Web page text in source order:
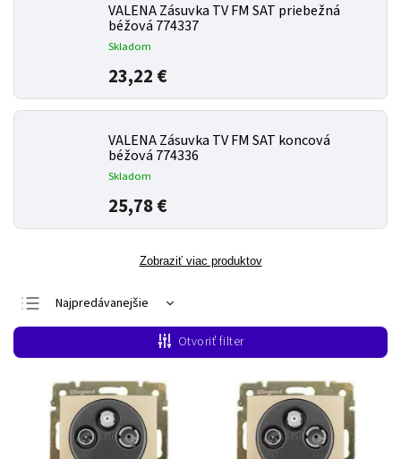
VALENA Zásuvka TV FM SAT priebežná
béžová 774337
Skladom
23,22 €
VALENA Zásuvka TV FM SAT koncová
béžová 774336
Skladom
25,78 €
Zobraziť viac produktov
Najpredávanejšie
Najlacnejšie
Najdrahšie
Abecedne
Otvoriť filter